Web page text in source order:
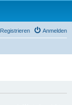
Anmelden
Registrieren